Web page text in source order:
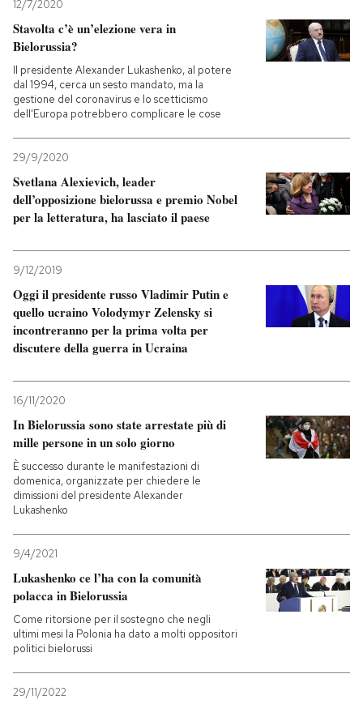
12/7/2020
Stavolta c’è un’elezione vera in
Bielorussia?
Il presidente Alexander Lukashenko, al potere
dal 1994, cerca un sesto mandato, ma la
gestione del coronavirus e lo scetticismo
dell'Europa potrebbero complicare le cose
29/9/2020
Svetlana Alexievich, leader
dell’opposizione bielorussa e premio Nobel
per la letteratura, ha lasciato il paese
9/12/2019
Oggi il presidente russo Vladimir Putin e
quello ucraino Volodymyr Zelensky si
incontreranno per la prima volta per
discutere della guerra in Ucraina
16/11/2020
In Bielorussia sono state arrestate più di
mille persone in un solo giorno
È successo durante le manifestazioni di
domenica, organizzate per chiedere le
dimissioni del presidente Alexander
Lukashenko
9/4/2021
Lukashenko ce l’ha con la comunità
polacca in Bielorussia
Come ritorsione per il sostegno che negli
ultimi mesi la Polonia ha dato a molti oppositori
politici bielorussi
29/11/2022